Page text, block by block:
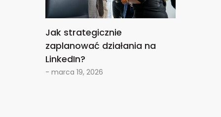
Jak strategicznie
zaplanować działania na
LinkedIn?
- marca 19, 2026